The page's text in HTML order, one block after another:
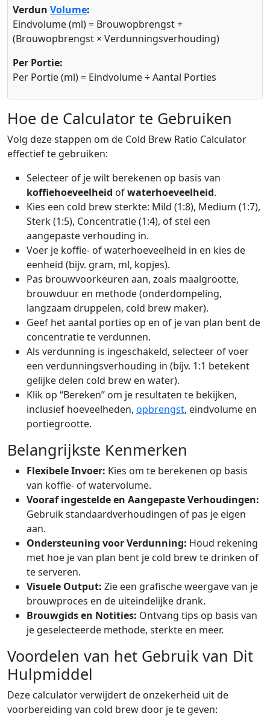
Verdun Volume:
Eindvolume (ml) = Brouwopbrengst +
(Brouwopbrengst × Verdunningsverhouding)
Per Portie:
Per Portie (ml) = Eindvolume ÷ Aantal Porties
Hoe de Calculator te Gebruiken
Volg deze stappen om de Cold Brew Ratio Calculator
effectief te gebruiken:
Selecteer of je wilt berekenen op basis van
koffiehoeveelheid ofwaterhoeveelheid.
Kies een cold brew sterkte: Mild (1:8), Medium (1:7),
Sterk (1:5), Concentratie (1:4), of stel een
aangepaste verhouding in.
Voer je koffie- of waterhoeveelheid in en kies de
eenheid (bijv. gram, ml, kopjes).
Pas brouwvoorkeuren aan, zoals maalgrootte,
brouwduur en methode (onderdompeling,
langzaam druppelen, cold brew maker).
Geef het aantal porties op en of je van plan bent de
concentratie te verdunnen.
Als verdunning is ingeschakeld, selecteer of voer
een verdunningsverhouding in (bijv. 1:1 betekent
gelijke delen cold brew en water).
Klik op “Bereken” om je resultaten te bekijken,
inclusief hoeveelheden, opbrengst, eindvolume en
portiegrootte.
Belangrijkste Kenmerken
Flexibele Invoer: Kies om te berekenen op basis
van koffie- of watervolume.
Vooraf ingestelde en Aangepaste Verhoudingen:
Gebruik standaardverhoudingen of pas je eigen
aan.
Ondersteuning voor Verdunning: Houd rekening
met hoe je van plan bent je cold brew te drinken of
te serveren.
Visuele Output: Zie een grafische weergave van je
brouwproces en de uiteindelijke drank.
Brouwgids en Notities: Ontvang tips op basis van
je geselecteerde methode, sterkte en meer.
Voordelen van het Gebruik van Dit
Hulpmiddel
Deze calculator verwijdert de onzekerheid uit de
voorbereiding van cold brew door je te geven: